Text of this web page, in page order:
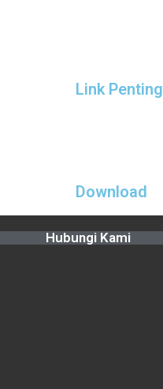
Link Penting
Download
Hubungi Kami